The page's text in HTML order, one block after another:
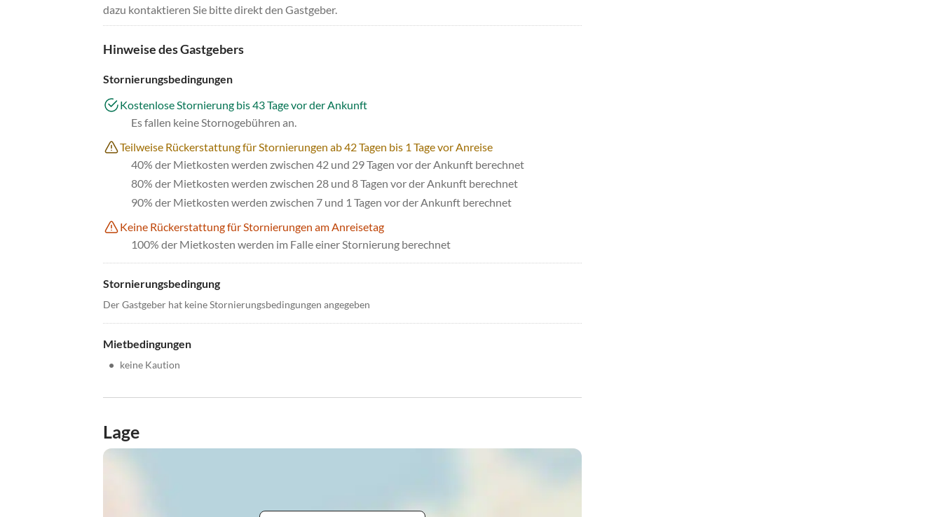
dazu kontaktieren Sie bitte direkt den Gastgeber.
Hinweise des Gastgebers
Stornierungsbedingungen
Kostenlose Stornierung bis 43 Tage vor der Ankunft
Es fallen keine Stornogebühren an.
Teilweise Rückerstattung für Stornierungen ab 42 Tagen bis 1 Tage vor Anreise
40% der Mietkosten werden zwischen 42 und 29 Tagen vor der Ankunft berechnet
80% der Mietkosten werden zwischen 28 und 8 Tagen vor der Ankunft berechnet
90% der Mietkosten werden zwischen 7 und 1 Tagen vor der Ankunft berechnet
Keine Rückerstattung für Stornierungen am Anreisetag
100% der Mietkosten werden im Falle einer Stornierung berechnet
Stornierungsbedingung
Der Gastgeber hat keine Stornierungsbedingungen angegeben
Mietbedingungen
• keine Kaution
Lage